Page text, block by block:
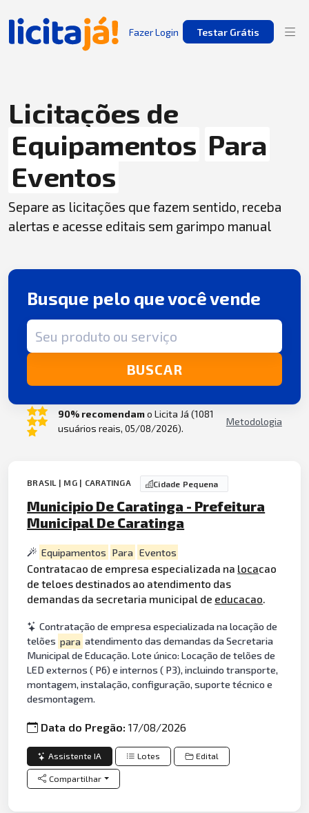
Fazer Login Testar Grátis
Licitações de
Equipamentos Para
Eventos
Separe as licitações que fazem sentido, receba
alertas e acesse editais sem garimpo manual
Busque pelo que você vende
Termo de busca
BUSCAR
90% recomendamo Licita Já (1081
usuários reais, 05/08/2026).
Metodologia
BRASIL | MG | CARATINGA Cidade Pequena
Municipio De Caratinga - Prefeitura
Municipal De Caratinga
Equipamentos Para Eventos
Contratacao de empresa especializada na locacao
de teloes destinados ao atendimento das
demandas da secretaria municipal de educacao.
Contratação de empresa especializada na locação de
telões para atendimento das demandas da Secretaria
Municipal de Educação. Lote único: Locação de telões de
LED externos ( P6) e internos ( P3), incluindo transporte,
montagem, instalação, configuração, suporte técnico e
desmontagem.
Data do Pregão:17/08/2026
Assistente IA Lotes Edital
Compartilhar